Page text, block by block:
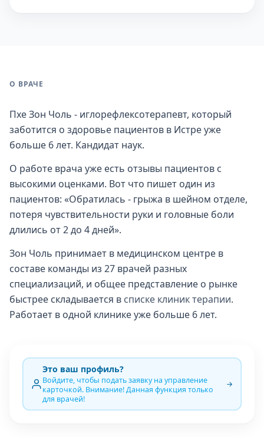
О ВРАЧЕ
Пхе Зон Чоль - иглорефлексотерапевт, который
заботится о здоровье пациентов в Истре уже
больше 6 лет. Кандидат наук.
О работе врача уже есть отзывы пациентов с
высокими оценками. Вот что пишет один из
пациентов: «Обратилась - грыжа в шейном отделе,
потеря чувствительности руки и головные боли
длились от 2 до 4 дней».
Зон Чоль принимает в медицинском центре в
составе команды из 27 врачей разных
специализаций, и общее представление о рынке
быстрее складывается в списке клиник терапии.
Работает в одной клинике уже больше 6 лет.
Это ваш профиль?
Войдите, чтобы подать заявку на управление
карточкой. Внимание! Данная функция только
для врачей!